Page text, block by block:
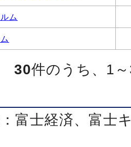
ム
30件のうち、1
富士経済、富士